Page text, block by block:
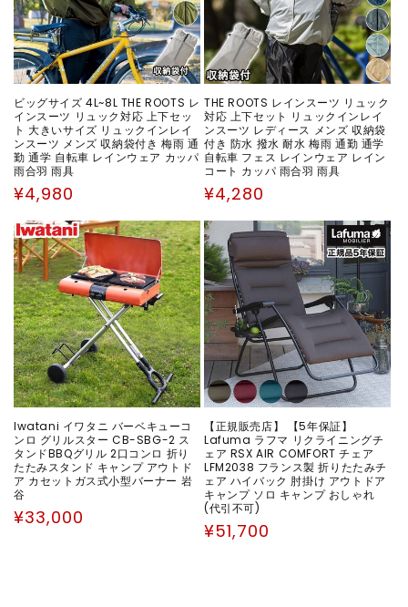
ビッグサイズ 4L~8L THE ROOTS レ
インスーツ リュック対応 上下セッ
ト 大きいサイズ リュックインレイ
ンスーツ メンズ 収納袋付き 梅雨 通
勤 通学 自転車 レインウェア カッパ
雨合羽 雨具
通
価
格
¥4,980
THE ROOTS レインスーツ リュック
対応 上下セット リュックインレイ
ンスーツ レディース メンズ 収納袋
付き 防水 撥水 耐水 梅雨 通勤 通学
自転車 フェス レインウェア レイン
コート カッパ 雨合羽 雨具
通
価
格
¥4,280
Iwatani イワタニ バーベキューコ
ンロ グリルスター CB-SBG-2 ス
タンドBBQグリル 2口コンロ 折り
たたみスタンド キャンプ アウトド
ア カセットガス式小型バーナー 岩
谷
通
¥33,000
【正規販売店】 【5年保証】
Lafuma ラフマ リクライニングチ
ェア RSX AIR COMFORT チェア
LFM2038 フランス製 折りたたみチ
ェア ハイバック 肘掛け アウトドア
キャンプ ソロ キャンプ おしゃれ
(代引不可)
通
¥51,700